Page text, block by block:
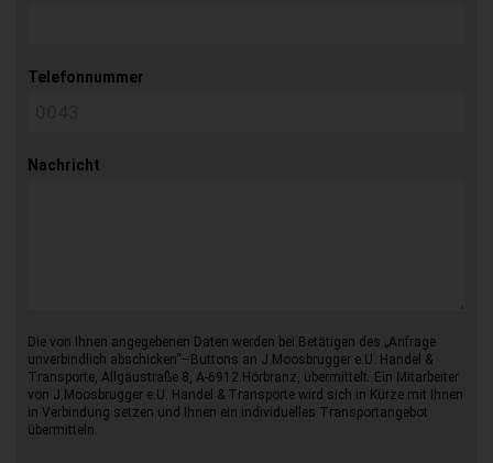
Telefonnummer
Nachricht
Die von Ihnen angegebenen Daten werden bei Betätigen des „Anfrage
unverbindlich abschicken“–Buttons an J.Moosbrugger e.U. Handel &
Transporte, Allgäustraße 8, A-6912 Hörbranz, übermittelt. Ein Mitarbeiter
von J.Moosbrugger e.U. Handel & Transporte wird sich in Kürze mit Ihnen
in Verbindung setzen und Ihnen ein individuelles Transportangebot
übermitteln.